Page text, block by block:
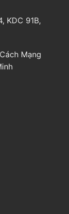
KDC 91B,
Mạng